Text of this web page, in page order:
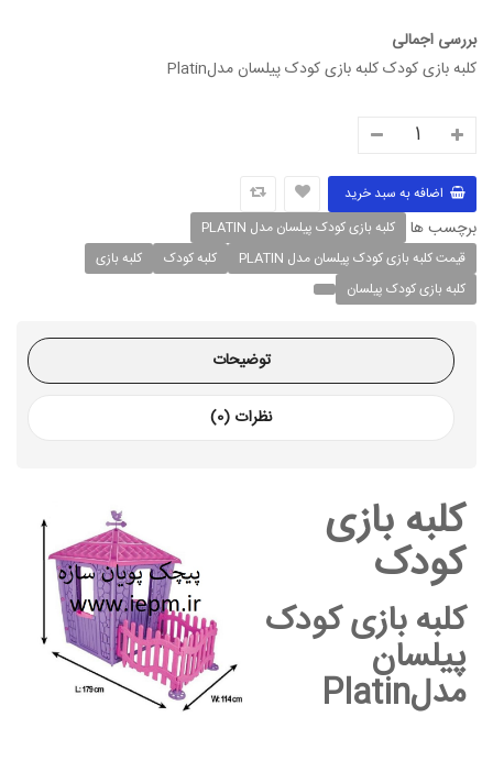
بررسی اجمالی
کلبه بازی کودک کلبه بازی کودک پیلسان مدلPlatin
برچسب ها
کلبه بازی کودک پیلسان مدل PLATIN
قیمت کلبه بازی کودک پیلسان مدل PLATIN
کلبه کودک
کلبه بازی
کلبه بازی کودک پیلسان
توضیحات
نظرات (0)
کلبه بازی
کودک
کلبه بازی کودک
پیلسان
مدلPlatin